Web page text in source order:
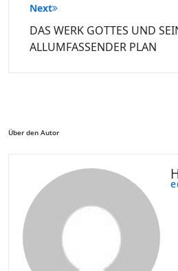
Next
DAS WERK GOTTES UND
ALLUMFASSENDER PLAN
Über den Autor